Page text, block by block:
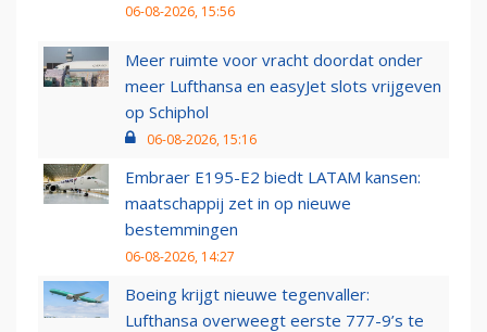
06-08-2026, 15:56
Meer ruimte voor vracht doordat onder
meer Lufthansa en easyJet slots vrijgeven
op Schiphol
06-08-2026, 15:16
Embraer E195-E2 biedt LATAM kansen:
maatschappij zet in op nieuwe
bestemmingen
06-08-2026, 14:27
Boeing krijgt nieuwe tegenvaller:
Lufthansa overweegt eerste 777-9’s te